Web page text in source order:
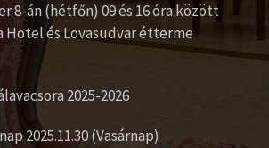
8-án (hétfőn) 09 és 16 óra között
Hotel és Lovasudvar étterme
2025-2026
2025.11.30 (Vasárnap)